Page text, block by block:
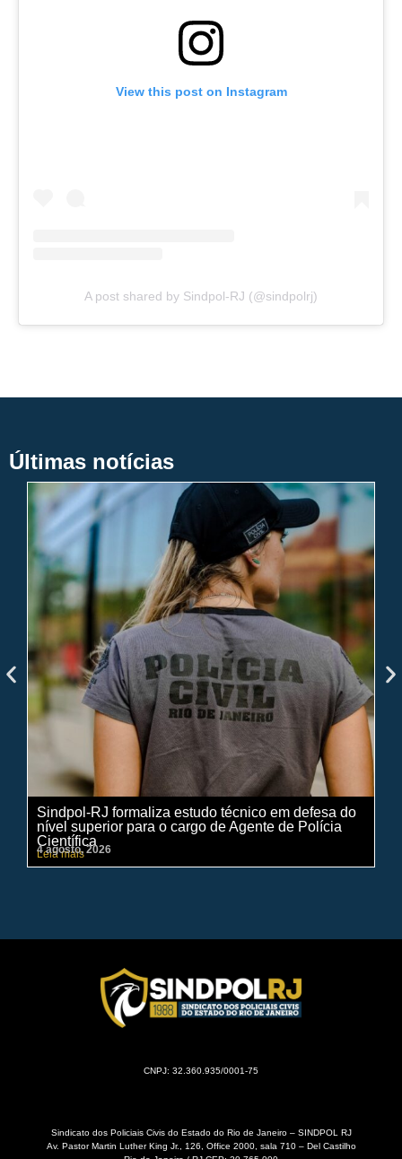
View this post on Instagram
A post shared by Sindpol-RJ (@sindpolrj)
Últimas notícias
Sindpol-RJ formaliza estudo técnico em defesa do
nível superior para o cargo de Agente de Polícia
Científica
Leia mais
4 agosto, 2026
CNPJ: 32.360.935/0001-75
Sindicato dos Policiais Civis do Estado do Rio de Janeiro – SINDPOL RJ
Av. Pastor Martin Luther King Jr., 126, Office 2000, sala 710 – Del Castilho